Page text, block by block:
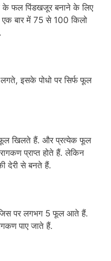
के फल पिंडखजूर बनाने के लिए
एक बार में 75 से 100 किलो
इसके पोधो पर सिर्फ फूल
खिलते हैं. और प्रत्येक फूल
प्राप्त होते हैं. लेकिन
देरी से बनते हैं.
जिस पर लगभग 5 फूल आते हैं.
पाए जाते हैं.